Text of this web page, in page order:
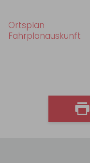
Ortsplan
Fahrplanauskunft